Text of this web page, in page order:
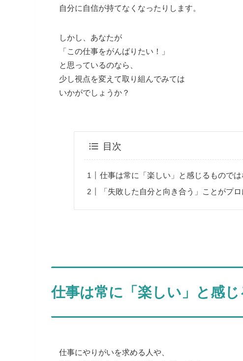
自分に自信が持てなくなったりします。
しかし、あなたが
「この仕事をがんばりたい！」
と思っているのなら、
少し視点を変えて取り組んでみては
いかがでしょうか？
目次
仕事は常に「楽しい」と感じるものでは
「失敗した自分と向き合う」ことがプ
仕事は常に「楽しい」と感
仕事にやりがいを求める人や、